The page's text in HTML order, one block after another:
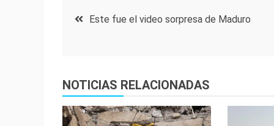
Navegación
entradas
Este fue el video sorpresa de Maduro
NOTICIAS RELACIONADAS